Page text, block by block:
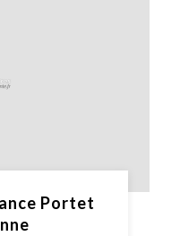
Portet